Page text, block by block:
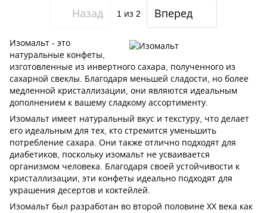
Назад 1 из 2 Вперед
Изомальт - это
натуральные конфеты,
изготовленные из инвертного сахара, полученного из
сахарной свеклы. Благодаря меньшей сладости, но более
медленной кристаллизации, они являются идеальным
дополнением к вашему сладкому ассортименту.
Изомальт имеет натуральный вкус и текстуру, что делает
его идеальным для тех, кто стремится уменьшить
потребление сахара. Они также отлично подходят для
диабетиков, поскольку изомальт не усваивается
организмом человека. Благодаря своей устойчивости к
кристаллизации, эти конфеты идеально подходят для
украшения десертов и коктейлей.
Изомальт был разработан во второй половине ХХ века как